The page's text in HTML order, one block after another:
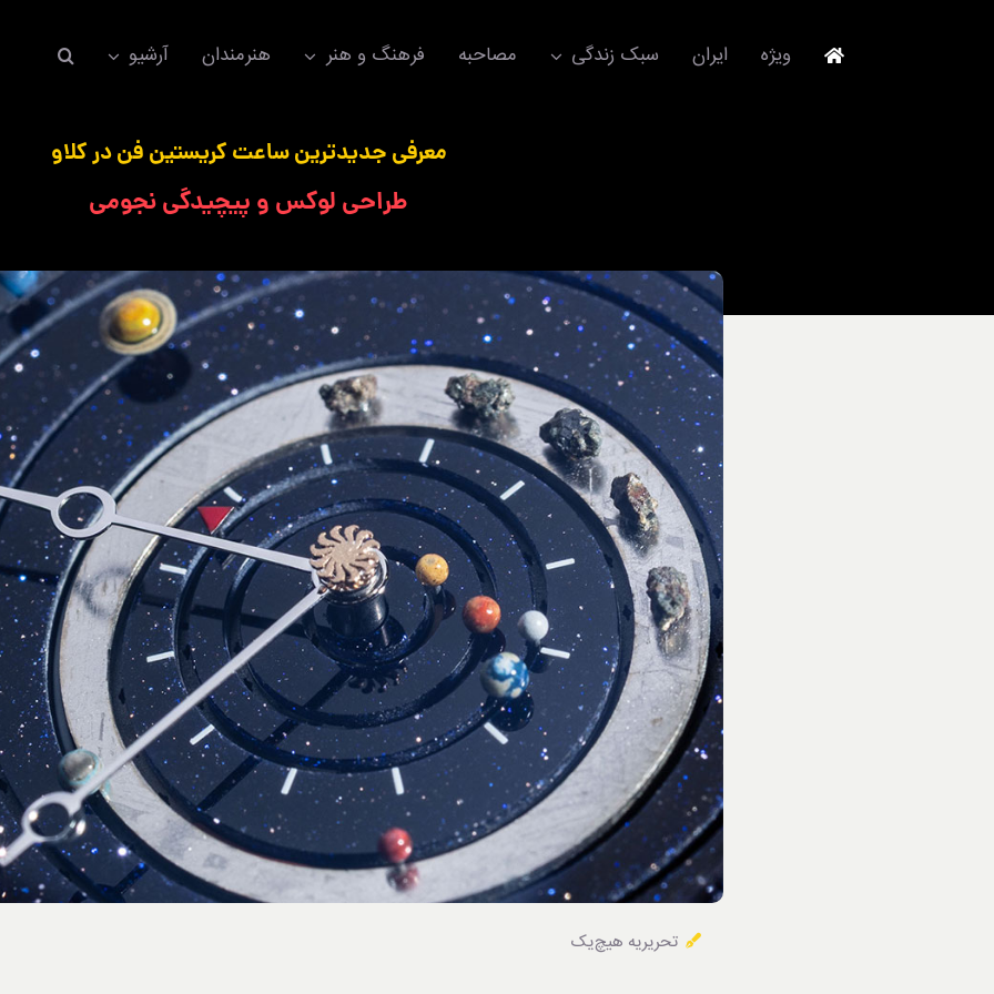
ویژه ایران سبک زندگی
برند
لباس
آداب معاشرت
ورزش/ سلامت/ زیبایی
تکنولوژی
خودرو
خوردنی‌ها
اکسسوری
استایل
مصاحبه فرهنگ و هنر هنرمندان آرشیو
معرفی جدیدترین ساعت کریستین فن در کلاو
طراحی لوکس و پیچیدگی نجومی
تحریریه هیچ‌یک